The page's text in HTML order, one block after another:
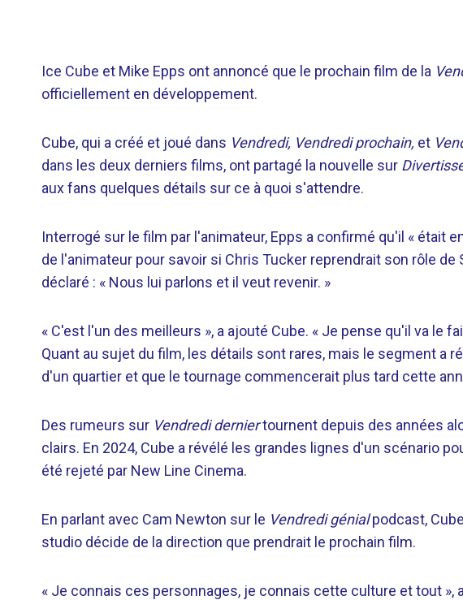
Ice Cube et Mike Epps ont annoncé que le prochain film de la
officiellement en développement.
Cube, qui a créé et joué dans Vendredi, Vendredi prochain, et
dans les deux derniers films, ont partagé la nouvelle sur
aux fans quelques détails sur ce à quoi s'attendre.
Interrogé sur le film par l'animateur, Epps a confirmé qu'il « était
de l'animateur pour savoir si Chris Tucker reprendrait son rôle
déclaré : « Nous lui parlons et il veut revenir. »
« C'est l'un des meilleurs », a ajouté Cube. « Je pense qu'il va le
Quant au sujet du film, les détails sont rares, mais le segment a
d'un quartier et que le tournage commencerait plus tard cette
Des rumeurs sur Vendredi derniertournent depuis des années
clairs. En 2024, Cube a révélé les grandes lignes d'un scénario
été rejeté par New Line Cinema.
En parlant avec Cam Newton sur le Vendredi génialpodcast,
studio décide de la direction que prendrait le prochain film.
« Je connais ces personnages, je connais cette culture et tout »,